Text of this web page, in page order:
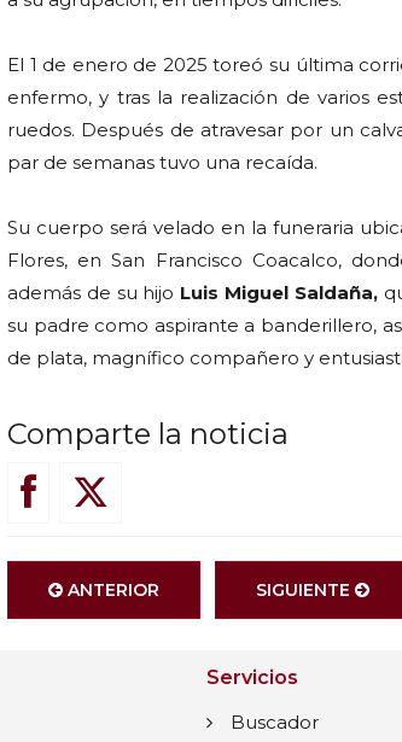
El 1 de enero de 2025 toreó su última
enfermo, y tras la realización de varios
ruedos. Después de atravesar por un
par de semanas tuvo una recaída.
Su cuerpo será velado en la funeraria
Flores, en San Francisco Coacalco,
además de su hijo Luis Miguel Saldaña,
su padre como aspirante a banderillero,
de plata, magnífico compañero y
Comparte la noticia
ANTERIOR SIGUIENTE
Servicios
Buscador